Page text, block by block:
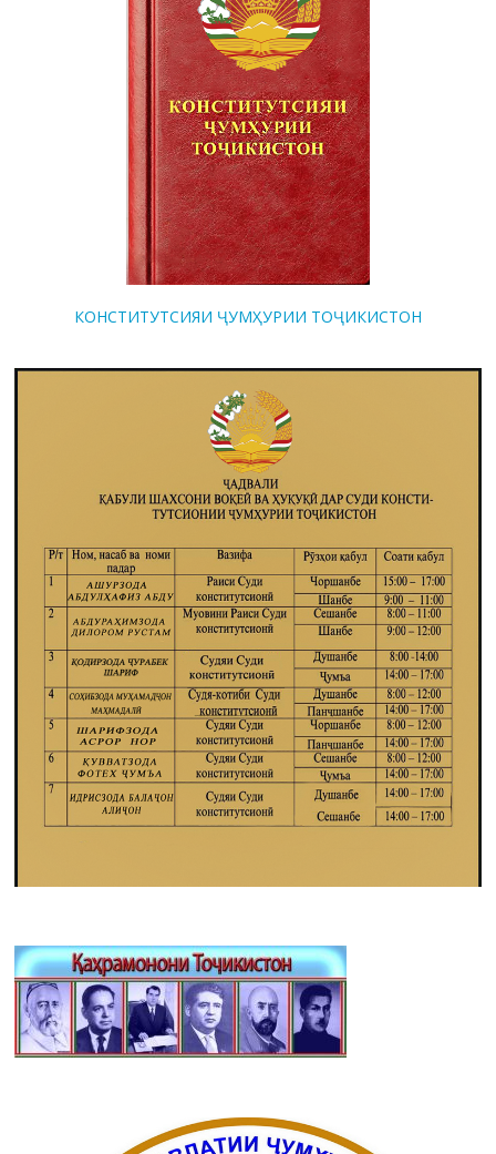
КОНСТИТУТСИЯИ ҶУМҲУРИИ ТОҶИКИСТОН